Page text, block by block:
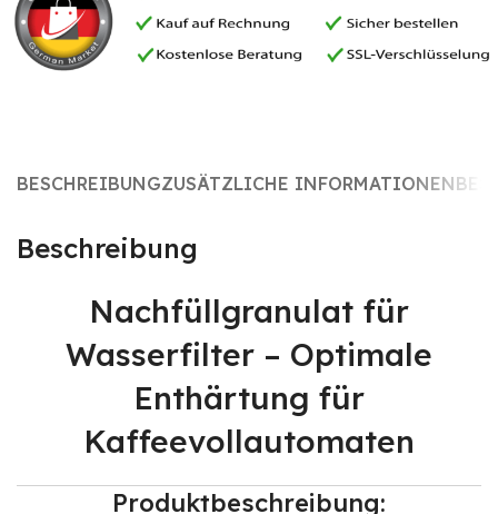
BESCHREIBUNGZUSÄTZLICHE INFORMATIONEN
Beschreibung
Nachfüllgranulat für
Wasserfilter – Optimale
Enthärtung für
Kaffeevollautomaten
Produktbeschreibung: